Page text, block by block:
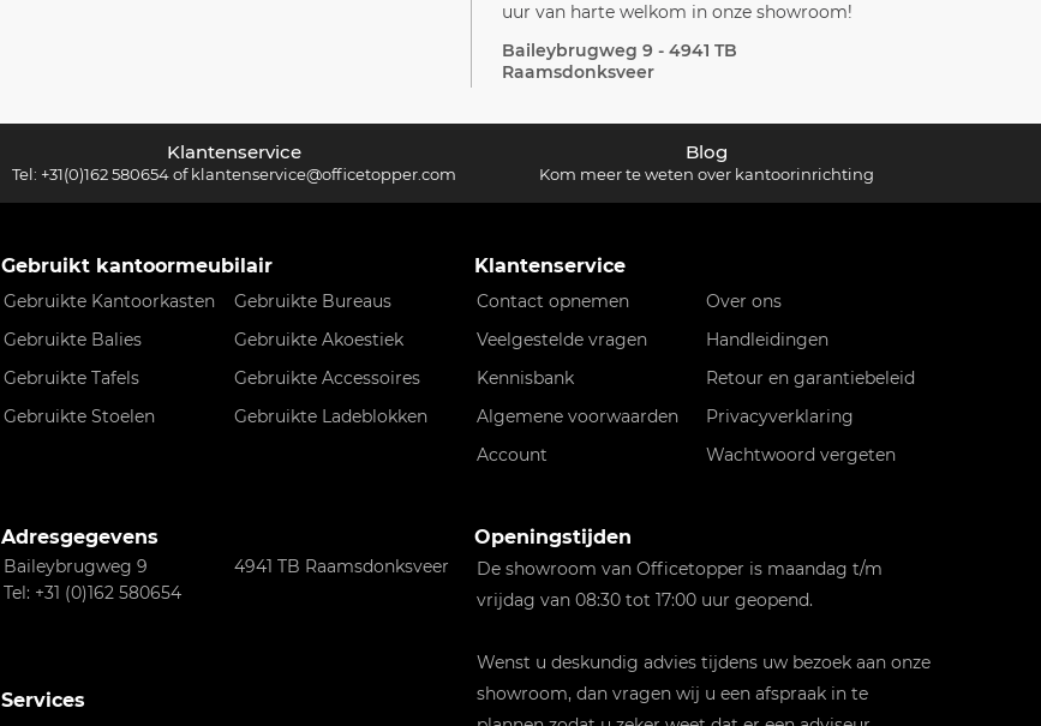
uur van harte welkom in onze showroom!
Baileybrugweg 9 - 4941 TB
Raamsdonksveer
Klantenservice
Tel: +31(0)162 580654ofklantenservice@officetopper.com
Blog
Kom meer te weten over kantoorinrichting
Gebruikt kantoormeubilair
Gebruikte Kantoorkasten
Gebruikte Bureaus
Gebruikte Balies
Gebruikte Akoestiek
Gebruikte Tafels
Gebruikte Accessoires
Gebruikte Stoelen
Gebruikte Ladeblokken
Adresgegevens
Baileybrugweg 9
4941 TB Raamsdonksveer
Tel: +31 (0)162 580654
Services
Klantenservice
Contact opnemen
Over ons
Veelgestelde vragen
Handleidingen
Kennisbank
Retour en garantiebeleid
Algemene voorwaarden
Privacyverklaring
Account
Wachtwoord vergeten
Openingstijden
De showroom van Officetopper is maandag t/m
vrijdag van 08:30 tot 17:00 uur geopend.
Wenst u deskundig advies tijdens uw bezoek aan onze
showroom, dan vragen wij u een afspraak in te